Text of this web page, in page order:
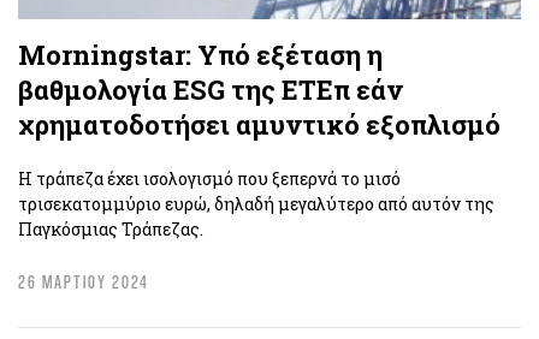
Μorningstar: Υπό εξέταση η
βαθμολογία ESG της ΕΤΕπ εάν
χρηματοδοτήσει αμυντικό εξοπλισμό
Η τράπεζα έχει ισολογισμό που ξεπερνά το μισό
τρισεκατομμύριο ευρώ, δηλαδή μεγαλύτερο από αυτόν της
Παγκόσμιας Τράπεζας.
26 ΜΑΡΤΙΟΥ 2024